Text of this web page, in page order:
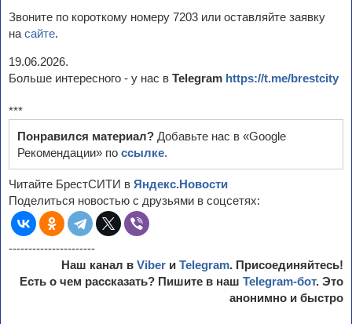
Звоните по короткому номеру 7203 или оставляйте заявку
на сайте.
19.06.2026.
Больше интересного - у нас в Telegram https://t.me/brestcity
***
Понравился материал? Добавьте нас в «Google
Рекомендации» по ссылке.
Читайте БрестСИТИ в Яндекс.Новости
Поделиться новостью с друзьями в соцсетях:
----------------------
Наш канал в Viber и Telegram. Присоединяйтесь!
Есть о чем рассказать? Пишите в наш Telegram-бот. Это
анонимно и быстро